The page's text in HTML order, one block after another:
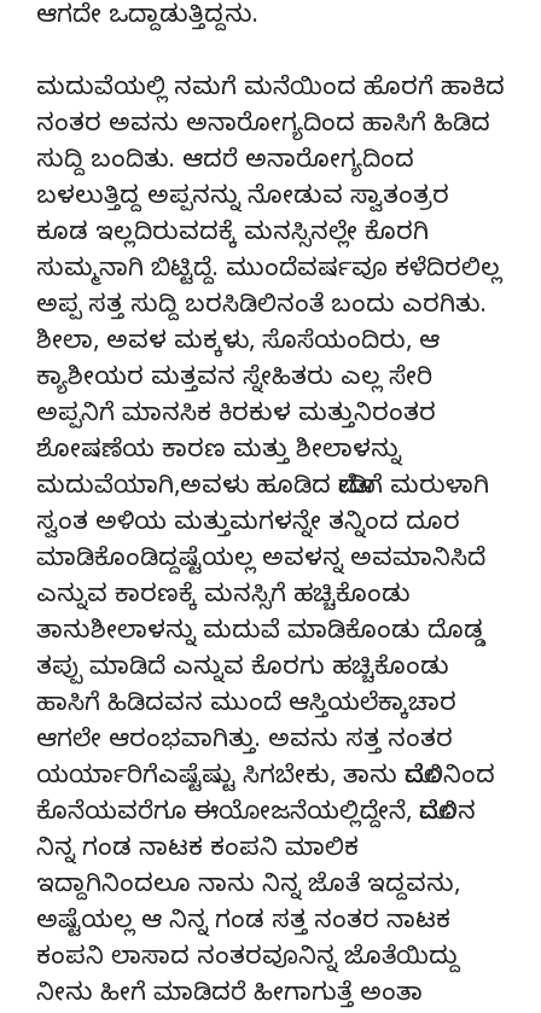
ಆಗದೇ ಒದ್ದಾಡುತ್ತಿದ್ದನು.
ಮದುವೆಯಲ್ಲಿ ನಮಗೆ ಮನೆಯಿಂದ ಹೊರಗೆ ಹಾಕಿದ
ನಂತರ ಅವನು ಅನಾರೋಗ್ಯದಿಂದ ಹಾಸಿಗೆ ಹಿಡಿದ
ಸುದ್ದಿ ಬಂದಿತು. ಆದರೆ ಅನಾರೋಗ್ಯದಿಂದ
ಬಳಲುತ್ತಿದ್ದ ಅಪ್ಪನನ್ನು ನೋಡುವ ಸ್ವಾತಂತ್ರರ
ಕೂಡ ಇಲ್ಲದಿರುವದಕ್ಕೆ ಮನಸ್ಸಿನಲ್ಲೇ ಕೊರಗಿ
ಸುಮ್ಮನಾಗಿ ಬಿಟ್ಟಿದ್ದೆ. ಮುಂದೆವರ್ಷವೂ ಕಳೆದಿರಲಿಲ್ಲ
ಅಪ್ಪ ಸತ್ತ ಸುದ್ದಿ ಬರಸಿಡಿಲಿನಂತೆ ಬಂದು ಎರಗಿತು.
ಶೀಲಾ, ಅವಳ ಮಕ್ಕಳು, ಸೊಸೆಯಂದಿರು, ಆ
ಕ್ಯಾಶೀಯರ ಮತ್ತವನ ಸ್ನೇಹಿತರು ಎಲ್ಲ ಸೇರಿ
ಅಪ್ಪನಿಗೆ ಮಾನಸಿಕ ಕಿರಕುಳ ಮತ್ತುನಿರಂತರ
ಶೋಷಣೆಯ ಕಾರಣ ಮತ್ತು ಶೀಲಾಳನ್ನು
ಮದುವೆಯಾಗಿ,ಅವಳು ಹೂಡಿದ ಮೋಡಿಗೆ ಮರುಳಾಗಿ
ಸ್ವಂತ ಅಳಿಯ ಮತ್ತುಮಗಳನ್ನೇ ತನ್ನಿಂದ ದೂರ
ಮಾಡಿಕೊಂಡಿದ್ದಷ್ಟೆಯಲ್ಲ ಅವಳನ್ನ ಅವಮಾನಿಸಿದೆ
ಎನ್ನುವ ಕಾರಣಕ್ಕೆ ಮನಸ್ಸಿಗೆ ಹಚ್ಚಿಕೊಂಡು
ತಾನುಶೀಲಾಳನ್ನು ಮದುವೆ ಮಾಡಿಕೊಂಡು ದೊಡ್ಡ
ತಪ್ಪು ಮಾಡಿದೆ ಎನ್ನುವ ಕೊರಗು ಹಚ್ಚಿಕೊಂಡು
ಹಾಸಿಗೆ ಹಿಡಿದವನ ಮುಂದೆ ಆಸ್ತಿಯಲೆಕ್ಕಾಚಾರ
ಆಗಲೇ ಆರಂಭವಾಗಿತ್ತು. ಅವನು ಸತ್ತ ನಂತರ
ಯರ್ಯಾರಿಗೆಎಷ್ಟೆಷ್ಟು ಸಿಗಬೇಕು, ತಾನು ಮೊದಲಿನಿಂದ
ಕೊನೆಯವರೆಗೂ ಈಯೋಜನೆಯಲ್ಲಿದ್ದೇನೆ, ಮೊದಲಿನ
ನಿನ್ನ ಗಂಡ ನಾಟಕ ಕಂಪನಿ ಮಾಲಿಕ
ಇದ್ದಾಗಿನಿಂದಲೂ ನಾನು ನಿನ್ನ ಜೊತೆ ಇದ್ದವನು,
ಅಷ್ಟೆಯಲ್ಲ ಆ ನಿನ್ನ ಗಂಡ ಸತ್ತ ನಂತರ ನಾಟಕ
ಕಂಪನಿ ಲಾಸಾದ ನಂತರವೂನಿನ್ನ ಜೊತೆಯಿದ್ದು
ನೀನು ಹೀಗೆ ಮಾಡಿದರೆ ಹೀಗಾಗುತ್ತೆ ಅಂತಾ